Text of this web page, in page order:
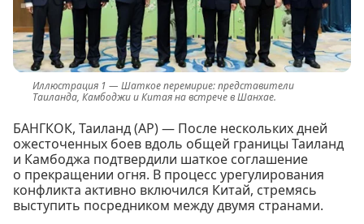
Шаткое перемирие: представители
Таиланда, Камбоджи и Китая на встрече в Шанхае.
БАНГКОК, Таиланд (AP) — После нескольких дней
ожесточенных боев вдоль общей границы Таиланд
и Камбоджа подтвердили шаткое соглашение
о прекращении огня. В процесс урегулирования
конфликта активно включился Китай, стремясь
выступить посредником между двумя странами.